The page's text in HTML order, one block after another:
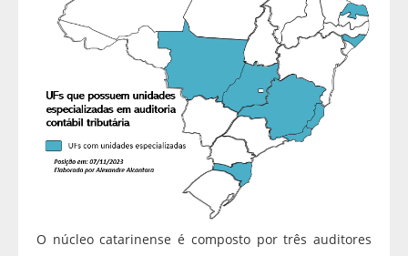
O núcleo catarinense é composto por três auditores